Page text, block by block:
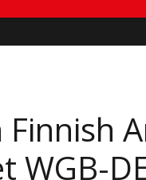
Finnish
WGB-